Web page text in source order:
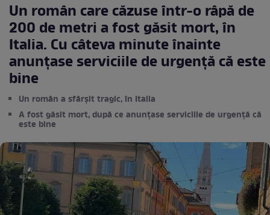
Un român care căzuse într-o râpă de
200 de metri a fost găsit mort, în
Italia. Cu câteva minute înainte
anunțase serviciile de urgență că este
bine
Un român a sfârșit tragic, în Italia
A fost găsit mort, după ce anunțase serviciile de urgență că
este bine